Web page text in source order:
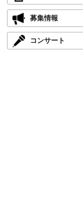
募集情報
コンサート